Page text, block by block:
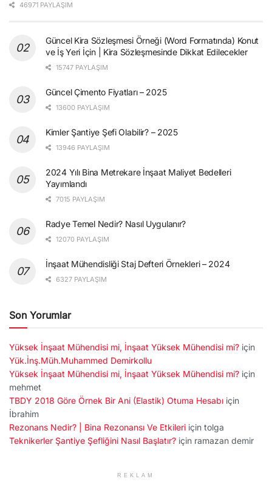
46971 PAYLAŞIM
Güncel Kira Sözleşmesi Örneği (Word Formatında) Konut
ve İş Yeri İçin | Kira Sözleşmesinde Dikkat Edilecekler
15747 PAYLAŞIM
Güncel Çimento Fiyatları – 2025
13600 PAYLAŞIM
Kimler Şantiye Şefi Olabilir? – 2025
13946 PAYLAŞIM
2024 Yılı Bina Metrekare İnşaat Maliyet Bedelleri
Yayımlandı
7015 PAYLAŞIM
Radye Temel Nedir? Nasıl Uygulanır?
12070 PAYLAŞIM
İnşaat Mühendisliği Staj Defteri Örnekleri – 2024
6327 PAYLAŞIM
Son Yorumlar
Yüksek İnşaat Mühendisi mi, İnşaat Yüksek Mühendisi mi? için
Yük.İnş.Müh.Muhammed Demirkollu
Yüksek İnşaat Mühendisi mi, İnşaat Yüksek Mühendisi mi? için
mehmet
TBDY 2018 Göre Örnek Bir Ani (Elastik) Otuma Hesabı için
İbrahim
Rezonans Nedir? | Bina Rezonansı Ve Etkileri için tolga
Teknikerler Şantiye Şefliğini Nasıl Başlatır? için ramazan demir
REKLAM